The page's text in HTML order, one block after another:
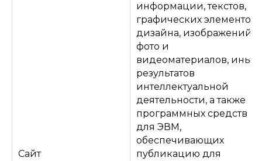
Сайт
информации, текстов,
графических элементов,
дизайна, изображений,
фото и
видеоматериалов, иных
результатов
интеллектуальной
деятельности, а также
программных средств
для ЭВМ,
обеспечивающих
публикацию для